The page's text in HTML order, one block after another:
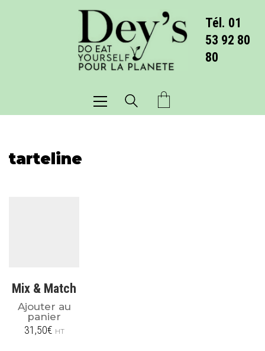
Tél. 01
53 92 80
80
tarteline
Mix & Match
Ajouter au
panier
31,50€ HT